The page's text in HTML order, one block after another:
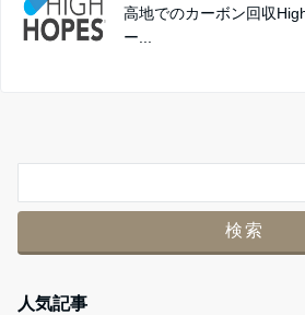
高地でのカーボン回収
ー...
人気記事